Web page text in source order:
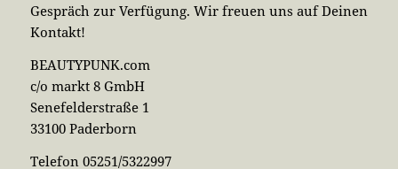
Gespräch zur Verfügung. Wir freuen uns auf Deinen
Kontakt!
BEAUTYPUNK.com
c/o markt 8 GmbH
Senefelderstraße 1
33100 Paderborn
Telefon 05251/5322997